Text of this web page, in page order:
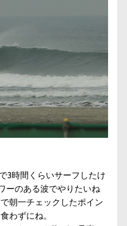
3時間くらいサーフしたけ
ーのある波でやりたいね
朝一チェックしたポイン
わずにね。